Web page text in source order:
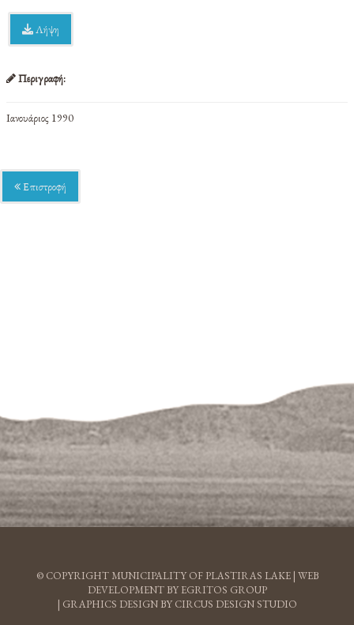
Λήψη
Περιγραφή:
Ιανουάριος 1990
Επιστροφή
© COPYRIGHT MUNICIPALITY OF PLASTIRAS LAKE | WEB
DEVELOPMENT BY EGRITOS GROUP
| GRAPHICS DESIGN BY CIRCUS DESIGN STUDIO